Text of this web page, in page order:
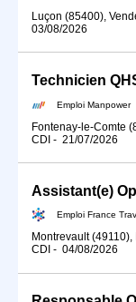
Luçon (85400),
03/08/2026
Technicien
Emploi Manpower
Fontenay-le-Comte
CDI - 21/07/2026
Emploi France
Montrevault
CDI - 04/08/2026